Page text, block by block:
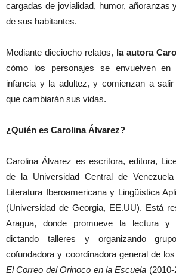
cargadas de jovialidad, humor, añoranzas
de sus habitantes.
Mediante dieciocho relatos, la autora
cómo los personajes se envuelven
infancia y la adultez, y comienzan a
que cambiarán sus vidas.
¿Quién es Carolina Álvarez?
Carolina Álvarez es escritora, editora,
de la Universidad Central de
Literatura Iberoamericana y Lingüística
(Universidad de Georgia, EE.UU). Está
Aragua, donde promueve la lectura y
dictando talleres y organizando
cofundadora y coordinadora general de
El Correo del Orinoco en la Escuela